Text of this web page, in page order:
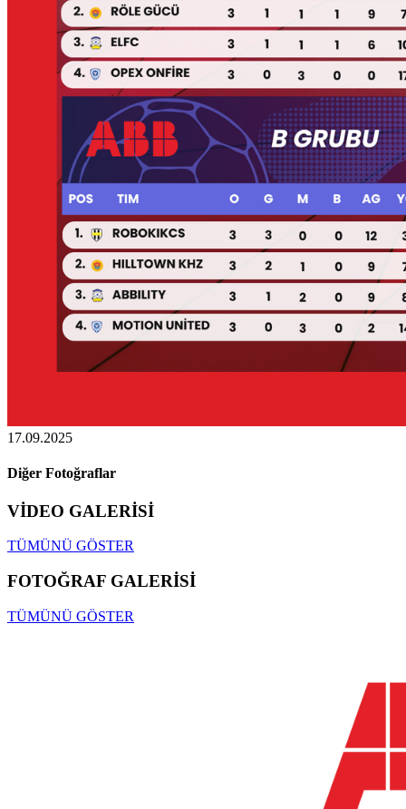
17.09.2025
Diğer Fotoğraflar
VİDEO GALERİSİ
TÜMÜNÜ GÖSTER
FOTOĞRAF GALERİSİ
TÜMÜNÜ GÖSTER